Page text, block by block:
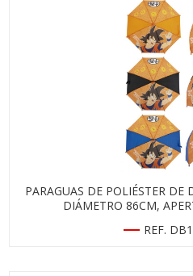
PARAGUAS DE POLIÉSTER DE
DIÁMETRO 86CM,
REF.